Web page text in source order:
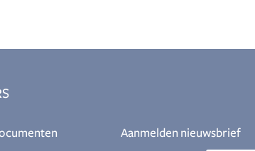
Aanmelden nieuwsbrief